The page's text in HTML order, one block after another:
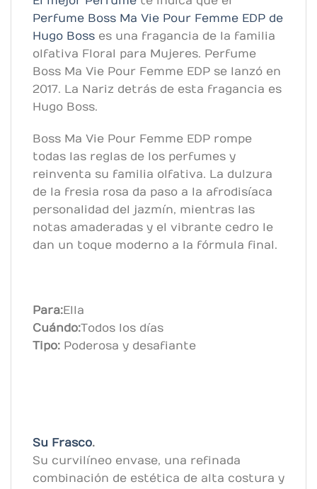
Perfume Boss Ma Vie Pour Femme EDP de
Hugo Boss es una fragancia de la familia
olfativa Floral para Mujeres. Perfume
Boss Ma Vie Pour Femme EDP se lanzó en
2017. La Nariz detrás de esta fragancia es
Hugo Boss.
Boss Ma Vie Pour Femme EDP rompe
todas las reglas de los perfumes y
reinventa su familia olfativa. La dulzura
de la fresia rosa da paso a la afrodisíaca
personalidad del jazmín, mientras las
notas amaderadas y el vibrante cedro le
dan un toque moderno a la fórmula final.
Para:Ella
Cuándo:Todos los días
Tipo: Poderosa y desafiante
Su Frasco.
Su curvilíneo envase, una refinada
combinación de estética de alta costura y